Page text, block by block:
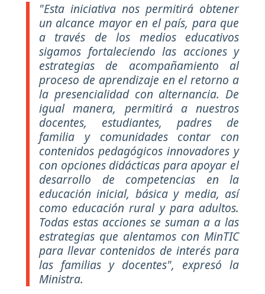
"Esta iniciativa nos permitirá obtener
un alcance mayor en el país, para que
a través de los medios educativos
sigamos fortaleciendo las acciones y
estrategias de acompañamiento al
proceso de aprendizaje en el retorno a
la presencialidad con alternancia. De
igual manera, permitirá a nuestros
docentes, estudiantes, padres de
familia y comunidades contar con
contenidos pedagógicos innovadores y
con opciones didácticas para apoyar el
desarrollo de competencias en la
educación inicial, básica y media, así
como educación rural y para adultos.
Todas estas acciones se suman a a las
estrategias que alentamos con MinTIC
para llevar contenidos de interés para
las familias y docentes", expresó la
Ministra.